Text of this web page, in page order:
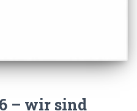
– wir sind